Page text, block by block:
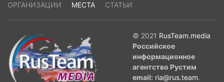
ОРГАНИЗАЦИИ
МЕСТА СТАТЬИ
© 2021 RusTeam.media
Российское
информационное
агентство Рустим
email: ria@rus.team.